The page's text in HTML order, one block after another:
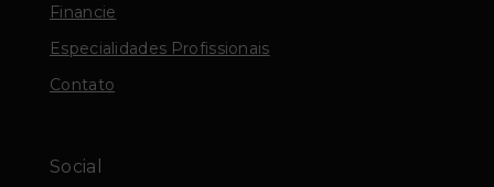
Financie
Especialidades Profissionais
Contato
Social